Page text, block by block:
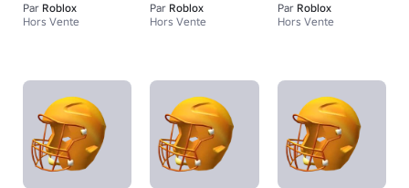
Par Roblox
Hors Vente
Par Roblox
Hors Vente
Par Roblox
Hors Vente